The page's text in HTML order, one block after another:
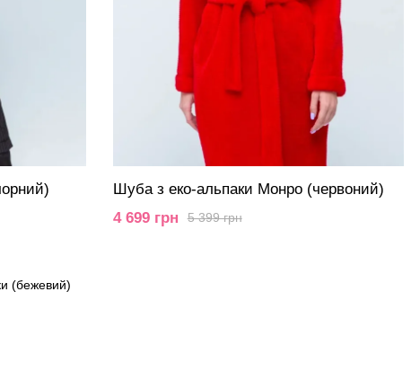
Шуба з еко-альпаки Монро (червоний)
5 399 грн
4 699 грн